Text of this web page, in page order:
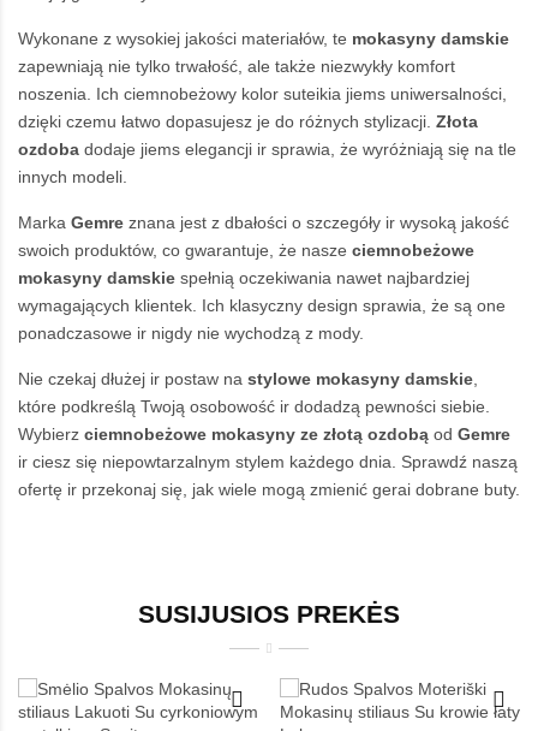
Wykonane z wysokiej jakości materiałów, te mokasyny damskie
zapewniają nie tylko trwałość, ale także niezwykły komfort
noszenia. Ich ciemnobeżowy kolor suteikia jiems uniwersalności,
dzięki czemu łatwo dopasujesz je do różnych stylizacji. Złota
ozdoba dodaje jiems elegancji ir sprawia, że wyróżniają się na tle
innych modeli.
Marka Gemre znana jest z dbałości o szczegóły ir wysoką jakość
swoich produktów, co gwarantuje, że nasze ciemnobeżowe
mokasyny damskie spełnią oczekiwania nawet najbardziej
wymagających klientek. Ich klasyczny design sprawia, że są one
ponadczasowe ir nigdy nie wychodzą z mody.
Nie czekaj dłużej ir postaw na stylowe mokasyny damskie
które podkreślą Twoją osobowość ir dodadzą pewności siebie.
Wybierz ciemnobeżowe mokasyny ze złotą ozdobą od Gemre
ir ciesz się niepowtarzalnym stylem każdego dnia. Sprawdź naszą
ofertę ir przekonaj się, jak wiele mogą zmienić gerai dobrane buty.
SUSIJUSIOS PREKĖS